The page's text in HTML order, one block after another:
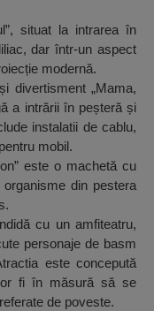
situat la intrarea în
dar într-un aspect
modernă.
divertisment „Mama,
a intrării în peșteră și
instalatii de cablu,
mobil.
este o machetă cu
din pestera
cu un amfiteatru,
personaje de basm
este concepută
fi în măsură să se
de poveste.